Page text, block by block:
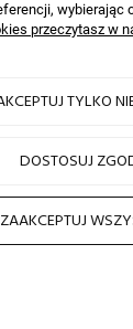
HAIRLOOK
wybierając
przeczytasz w
TYLKO
DOSTOSUJ
ZAAKCEPTUJ